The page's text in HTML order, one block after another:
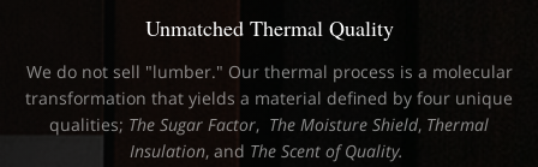
Unmatched Thermal Quality
We do not sell "lumber." Our thermal process is a molecular
transformation that yields a material defined by four unique
qualities; The Sugar Factor, The Moisture Shield, Thermal
Insulation, and The Scent of Quality.